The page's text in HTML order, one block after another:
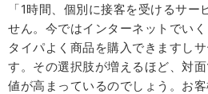
「1時間、個別に接客を受けるサ
せん。今ではインターネットでいく
タイパよく商品を購入できますし
す。その選択肢が増えるほど、対
値が高まっているのでしょう。お